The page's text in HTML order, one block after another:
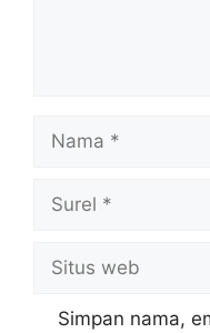
web
Simpan nama,